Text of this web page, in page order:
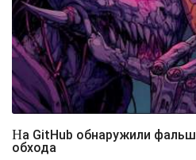
На GitHub обнаружили фальшивые утилиты для
обхода